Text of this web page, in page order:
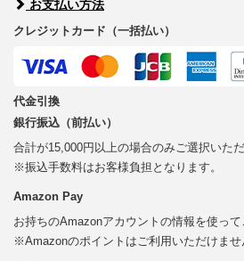
お支払い方法
クレジットカード（一括払い）
代金引換
銀行振込（前払い）
合計が15,000円以上の場合のみご選択いただ
※振込手数料はお客様負担となります。
Amazon Pay
お持ちのAmazonアカウントの情報を使って
※Amazonのポイントはご利用いただけませ